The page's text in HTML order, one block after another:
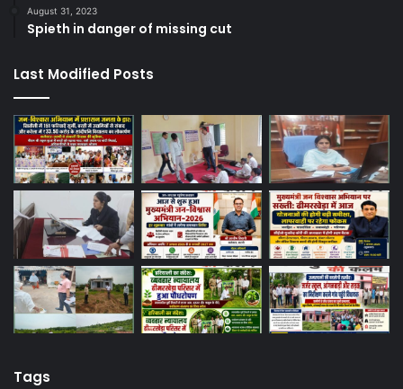
August 31, 2023
Spieth in danger of missing cut
Last Modified Posts
Tags